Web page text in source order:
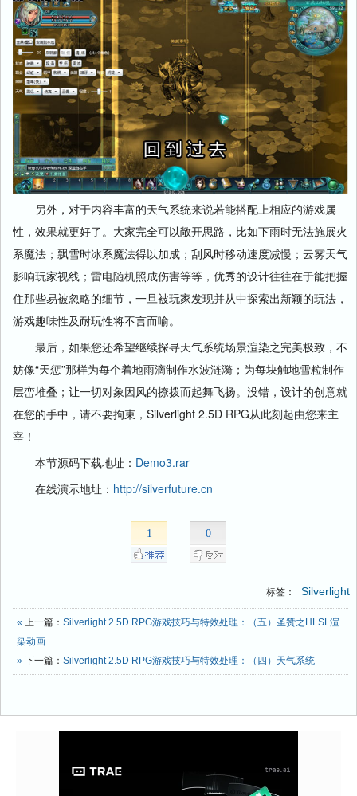
另外，对于内容丰富的天气系统来说若能搭配上相应的游戏属
性，效果就更好了。大家完全可以敞开思路，比如下雨时无法施展火
系魔法；飘雪时冰系魔法得以加成；刮风时移动速度减慢；云雾天气
影响玩家视线；雷电随机照成伤害等等，优秀的设计往往在于能把握
住那些易被忽略的细节，一旦被玩家发现并从中探索出新颖的玩法，
游戏趣味性及耐玩性将不言而喻。
最后，如果您还希望继续探寻天气系统场景渲染之完美极致，不
妨像“天惩”那样为每个着地雨滴制作水波涟漪；为每块触地雪粒制作
层峦堆叠；让一切对象因风的撩拨而起舞飞扬。没错，设计的创意就
在您的手中，请不要拘束， Silverlight 2.5D RPG从此刻起由您来主
宰！
本节源码下载地址： Demo3.rar
在线演示地址： http://silverfuture.cn
1 0
标签： Silverlight
« 上一篇： Silverlight 2.5D RPG游戏技巧与特效处理：（五）圣赞之HLSL渲
染动画
» 下一篇： Silverlight 2.5D RPG游戏技巧与特效处理：（四）天气系统